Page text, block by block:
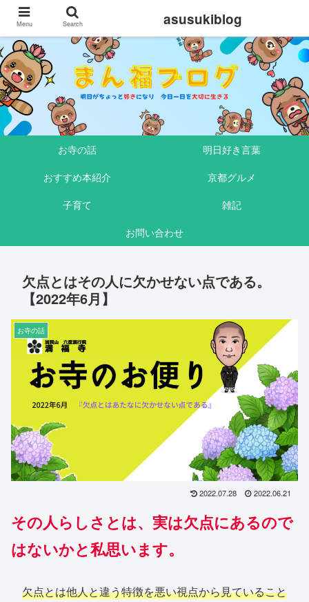
お寺の話
明日好き言葉
おすすめ本紹介
京都グルメ
子育て
雑記
お問い合わせ
欠点とはその人に欠かせない点である。
【2022年6月】
お寺の話
2022.07.28 2022.06.21
その人らしさとは、実は欠点にあるので
はないかと私思います。
欠点とは他人と違う特徴を悪い視点から見ていること
Menu Search asusukiblog